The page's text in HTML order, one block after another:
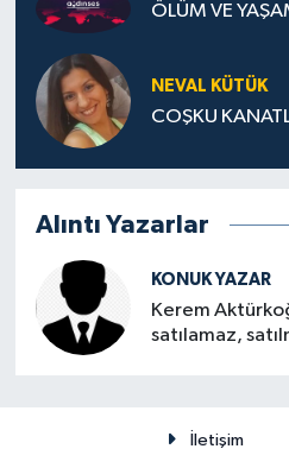
ÖLÜM VE
NEVAL KÜTÜK
COŞKU
Alıntı Yazarlar
KONUK YAZAR
Kerem
satılamaz,
İletişim